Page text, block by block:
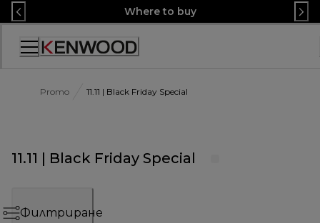
Skip
to
Content
Where to buy
Декларация
достъпност
Promo 11.11 | Black Friday Special
11.11 | Black Friday Special
Филтриране